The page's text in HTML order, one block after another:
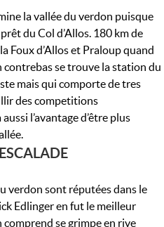
la vallée du verdon puisque
du Col d’Allos. 180 km de
Foux d’Allos et Praloup quand
contrebas se trouve la station du
mais qui comporte de tres
des competitions
l’avantage d’être plus
verdon sont réputées dans le
Edlinger en fut le meilleur
comprend se grimpe en rive